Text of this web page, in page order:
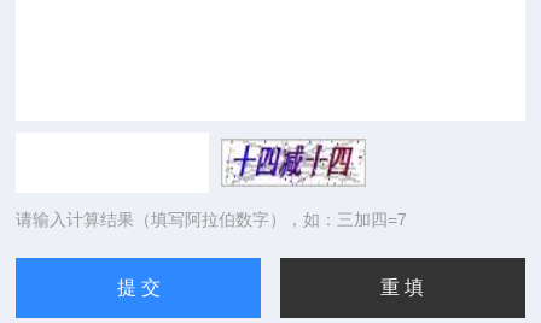
请输入计算结果（填写阿拉伯数字），如：三加四=7